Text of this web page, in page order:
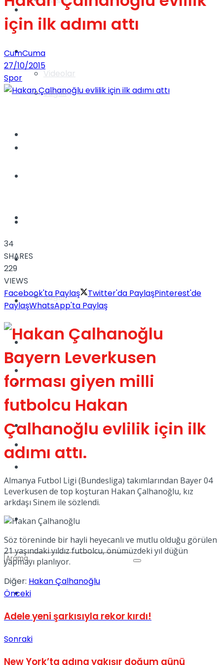
Videolar
Sağlık
TV
Kadınca
Dünya
Türkiye
Gündem
Yaşam
Sağlık
Türkiye
Müzik
Sinema
Tatil
Spor
No Result
View All Result
için ilk adımı attı
CumCuma
27/10/2015
Spor
34
SHARES
229
VIEWS
Facebook'ta Paylaş
Twitter'da PaylaşPinterest'de
PaylaşWhatsApp'ta Paylaş
Bayern Leverkusen
forması giyen milli
futbolcu Hakan
Çalhanoğlu evlilik için ilk
adımı attı.
Almanya Futbol Ligi (Bundesliga) takımlarından Bayer 04
Leverkusen de top koşturan Hakan Çalhanoğlu, kız
arkdaşı Sinem ile sözlendi.
Söz töreninde bir hayli heyecanlı ve mutlu olduğu görülen
21 yaşındaki yıldız futbolcu, önümüzdeki yıl düğün
yapmayı planlıyor.
Diğer: Hakan Çalhanoğlu
Önceki
Adele yeni şarkısıyla rekor kırdı!
Sonraki
New York’ta adına yakışır doğum günü